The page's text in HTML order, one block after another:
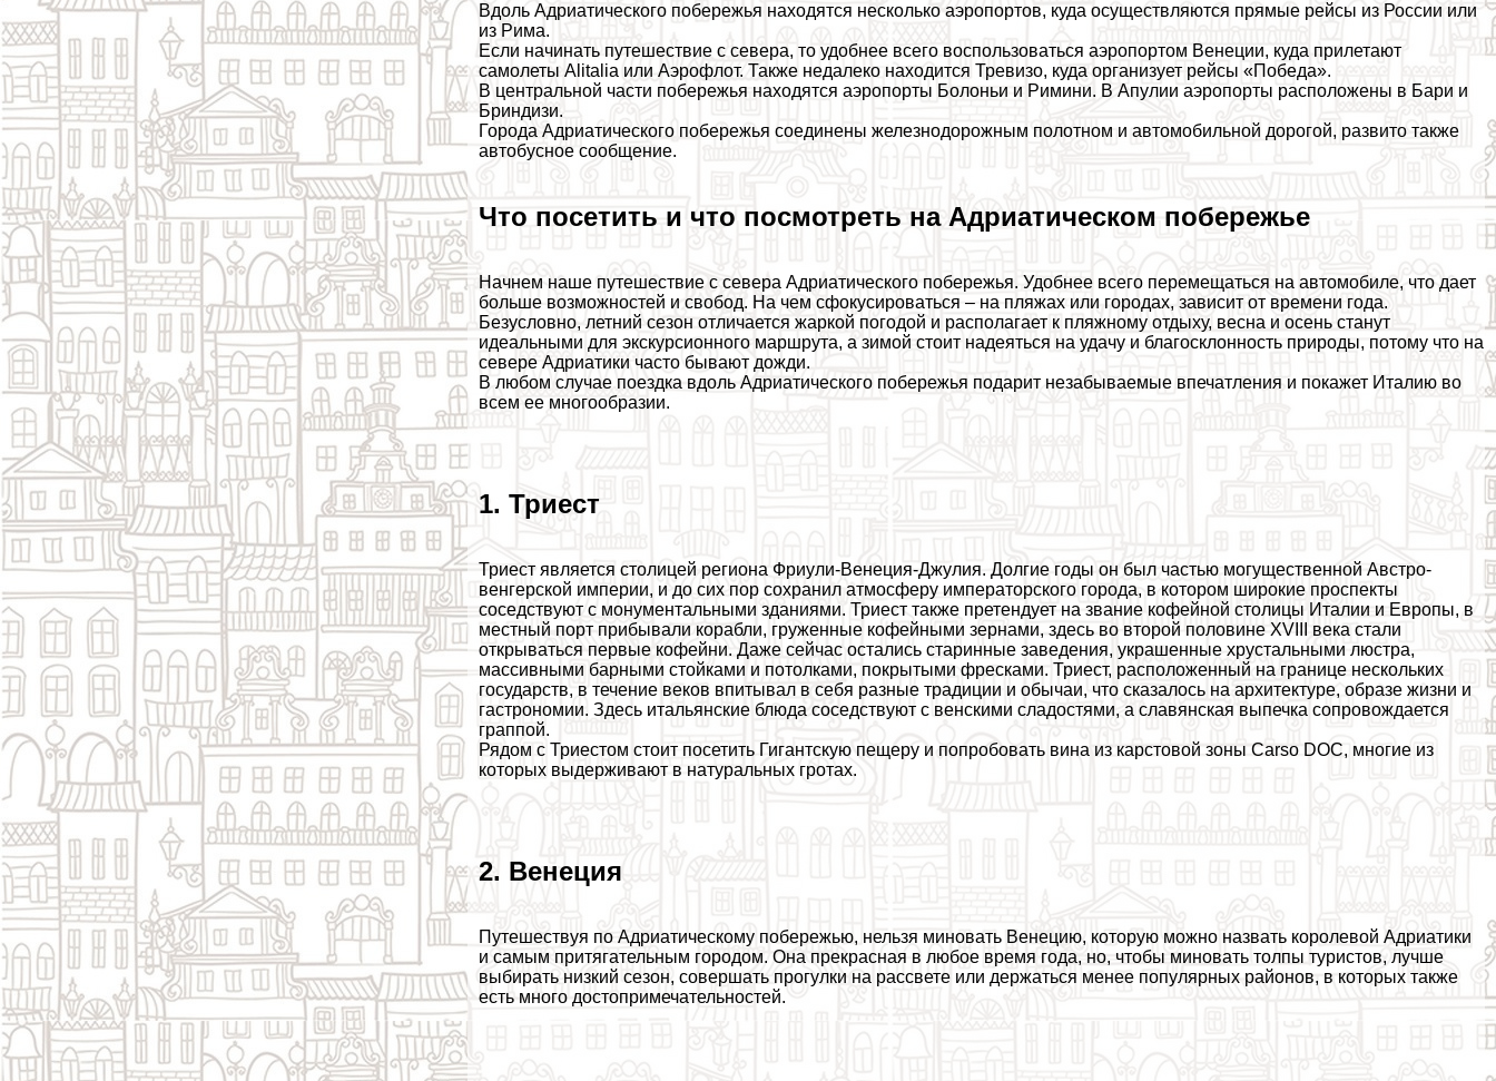
Вдоль Адриатического побережья находятся несколько аэропортов, куда осуществляются прямые рейсы из России или
из Рима.
Если начинать путешествие с севера, то удобнее всего воспользоваться аэропортом Венеции, куда прилетают
самолеты Alitalia или Аэрофлот. Также недалеко находится Тревизо, куда организует рейсы «Победа».
В центральной части побережья находятся аэропорты Болоньи и Римини. В Апулии аэропорты расположены в Бари и
Бриндизи.
Города Адриатического побережья соединены железнодорожным полотном и автомобильной дорогой, развито также
автобусное сообщение.
Что посетить и что посмотреть на Адриатическом побережье
Начнем наше путешествие с севера Адриатического побережья. Удобнее всего перемещаться на автомобиле, что дает
больше возможностей и свобод. На чем сфокусироваться – на пляжах или городах, зависит от времени года.
Безусловно, летний сезон отличается жаркой погодой и располагает к пляжному отдыху, весна и осень станут
идеальными для экскурсионного маршрута, а зимой стоит надеяться на удачу и благосклонность природы, потому что на
севере Адриатики часто бывают дожди.
В любом случае поездка вдоль Адриатического побережья подарит незабываемые впечатления и покажет Италию во
всем ее многообразии.
1. Триест
Триест является столицей региона Фриули-Венеция-Джулия. Долгие годы он был частью могущественной Австро-
венгерской империи, и до сих пор сохранил атмосферу императорского города, в котором широкие проспекты
соседствуют с монументальными зданиями. Триест также претендует на звание кофейной столицы Италии и Европы, в
местный порт прибывали корабли, груженные кофейными зернами, здесь во второй половине XVIII века стали
открываться первые кофейни. Даже сейчас остались старинные заведения, украшенные хрустальными люстра,
массивными барными стойками и потолками, покрытыми фресками. Триест, расположенный на границе нескольких
государств, в течение веков впитывал в себя разные традиции и обычаи, что сказалось на архитектуре, образе жизни и
гастрономии. Здесь итальянские блюда соседствуют с венскими сладостями, а славянская выпечка сопровождается
граппой.
Рядом с Триестом стоит посетить Гигантскую пещеру и попробовать вина из карстовой зоны Carso DOC, многие из
которых выдерживают в натуральных гротах.
2. Венеция
Путешествуя по Адриатическому побережью, нельзя миновать Венецию, которую можно назвать королевой Адриатики
и самым притягательным городом. Она прекрасная в любое время года, но, чтобы миновать толпы туристов, лучше
выбирать низкий сезон, совершать прогулки на рассвете или держаться менее популярных районов, в которых также
есть много достопримечательностей.